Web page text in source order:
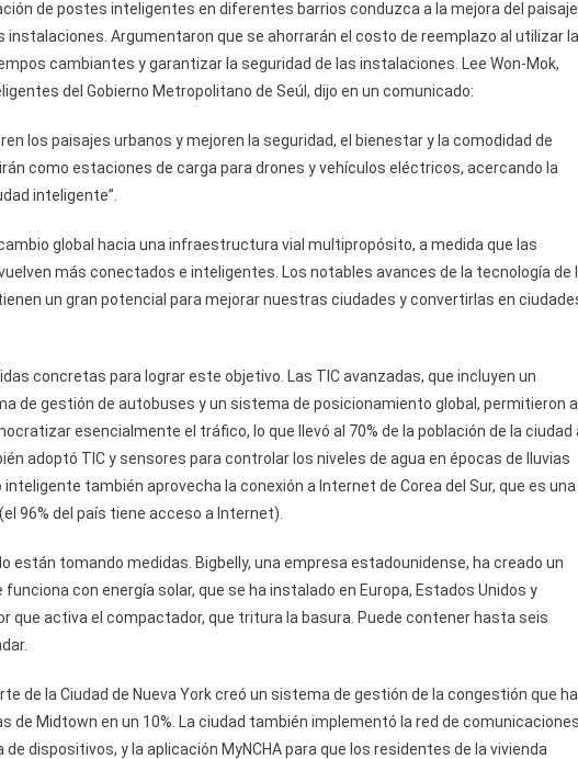
de postes inteligentes en diferentes barrios conduzca a la mejora del paisaje
instalaciones. Argumentaron que se ahorrarán el costo de reemplazo al utilizar
cambiantes y garantizar la seguridad de las instalaciones. Lee Won-Mok,
del Gobierno Metropolitano de Seúl, dijo en un comunicado:
los paisajes urbanos y mejoren la seguridad, el bienestar y la comodidad de
como estaciones de carga para drones y vehículos eléctricos, acercando la
inteligente”.
global hacia una infraestructura vial multipropósito, a medida que las
más conectados e inteligentes. Los notables avances de la tecnología de
un gran potencial para mejorar nuestras ciudades y convertirlas en
concretas para lograr este objetivo. Las TIC avanzadas, que incluyen un
de gestión de autobuses y un sistema de posicionamiento global, permitieron a
esencialmente el tráfico, lo que llevó al 70% de la población de la ciudad
adoptó TIC y sensores para controlar los niveles de agua en épocas de lluvias
también aprovecha la conexión a Internet de Corea del Sur, que es una
96% del país tiene acceso a Internet).
están tomando medidas. Bigbelly, una empresa estadounidense, ha creado un
con energía solar, que se ha instalado en Europa, Estados Unidos y
que activa el compactador, que tritura la basura. Puede contener hasta seis
de la Ciudad de Nueva York creó un sistema de gestión de la congestión que ha
de Midtown en un 10%. La ciudad también implementó la red de
de dispositivos, y la aplicación MyNCHA para que los residentes de la vivienda